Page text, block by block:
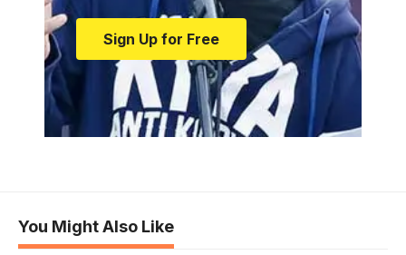
Sign Up for Free
You Might Also Like